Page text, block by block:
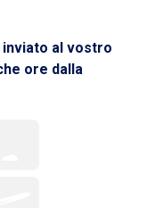
inviato al vostro
ore dalla